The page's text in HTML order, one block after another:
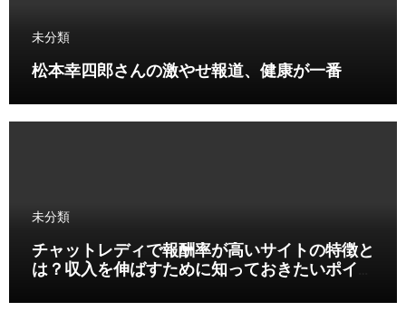
未分類
松本幸四郎さんの激やせ報道、健康が一番
未分類
チャットレディで報酬率が高いサイトの特徴と
は？収入を伸ばすために知っておきたいポイン